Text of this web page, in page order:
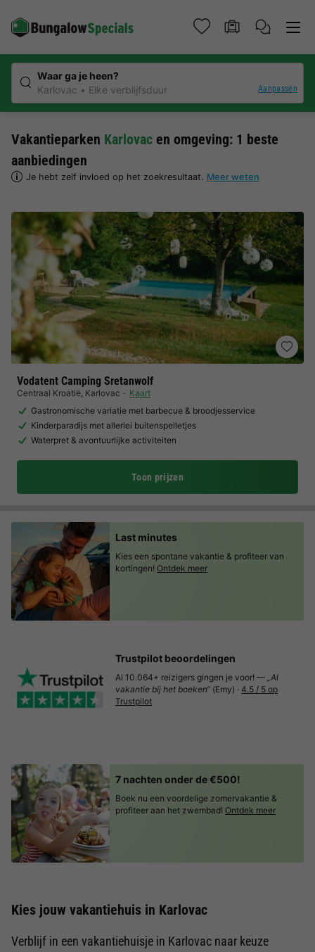
Waar ga je heen?
Karlovac
Elke verblijfsduur Aanpassen
Vakantieparken Karlovac en omgeving: 1 beste
aanbiedingen
Je hebt zelf invloed op het zoekresultaat. Meer weten
Vodatent Camping Sretanwolf
Centraal Kroatië, Karlovac
Kaart
Gastronomische variatie met barbecue & broodjesservice
Kinderparadijs met allerlei buitenspelletjes
Waterpret & avontuurlijke activiteiten
Toon prijzen
Last minutes
Kies een spontane vakantie & profiteer van
kortingen! Ontdek meer
Trustpilot beoordelingen
Al 10.064+ reizigers gingen je voor! — „Al
vakantie bij het boeken“ (Emy) · 4.5 / 5 op
Trustpilot
7 nachten onder de €500!
Boek nu een voordelige zomervakantie &
profiteer aan het zwembad! Ontdek meer
Kies jouw vakantiehuis in Karlovac
Verblijf in een vakantiehuisje in Karlovac naar keuze